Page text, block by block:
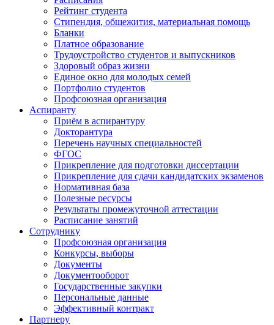
Рейтинг студента
Стипендия, общежития, материальная помощь
Бланки
Платное образование
Трудоустройство студентов и выпускников
Здоровый образ жизни
Единое окно для молодых семей
Портфолио студентов
Профсоюзная организация
Аспиранту
Приём в аспирантуру
Докторантура
Перечень научных специальностей
ФГОС
Прикрепление для подготовки диссертации
Прикрепление для сдачи кандидатских экзаменов
Нормативная база
Полезные ресурсы
Результаты промежуточной аттестации
Расписание занятий
Сотруднику
Профсоюзная организация
Конкурсы, выборы
Документы
Документооборот
Государственные закупки
Персональные данные
Эффективный контракт
Партнеру